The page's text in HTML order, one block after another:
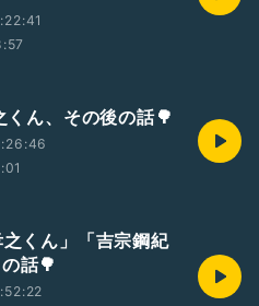
ん、その後の話🌳
くん」「吉宗鋼紀
話🌳